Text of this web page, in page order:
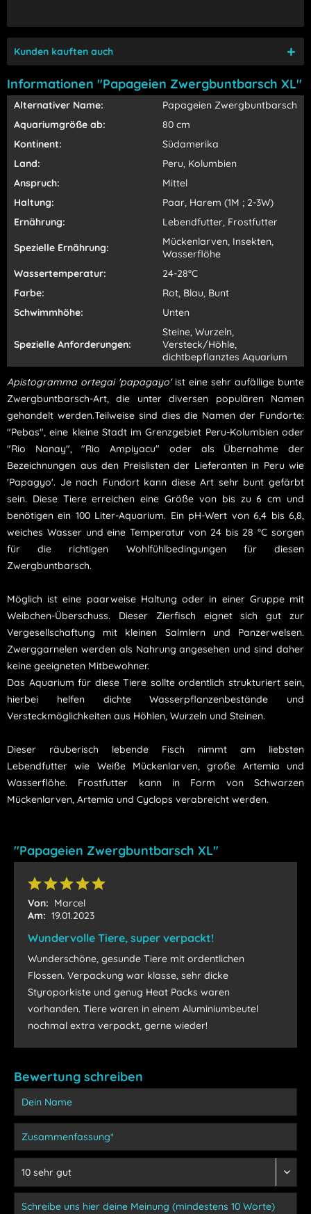
Kunden kauften auch
Informationen "Papageien Zwergbuntbarsch XL"
Alternativer Name:
Papageien Zwergbuntbarsch
Aquariumgröße ab:
80 cm
Kontinent:
Südamerika
Land:
Peru, Kolumbien
Anspruch:
Mittel
Haltung:
Paar, Harem (1M ; 2-3W)
Ernährung:
Lebendfutter, Frostfutter
Spezielle Ernährung:
Mückenlarven, Insekten,
Wasserflöhe
Wassertemperatur:
24-28°C
Farbe:
Rot, Blau, Bunt
Schwimmhöhe:
Unten
Spezielle Anforderungen:
Steine, Wurzeln,
Versteck/Höhle,
dichtbepflanztes Aquarium
Apistogramma ortegai 'papagayo'ist eine sehr aufällige bunte
Zwergbuntbarsch-Art, die unter diversen populären Namen
gehandelt werden.Teilweise sind dies die Namen der Fundorte:
"Pebas", eine kleine Stadt im Grenzgebiet Peru-Kolumbien oder
"Rio Nanay", "Rio Ampiyacu" oder als Übernahme der
Bezeichnungen aus den Preislisten der Lieferanten in Peru wie
'Papagyo'. Je nach Fundort kann diese Art sehr bunt gefärbt
sein. Diese Tiere erreichen eine Größe von bis zu 6 cm und
benötigen ein 100 Liter-Aquarium. Ein pH-Wert von 6,4 bis 6,8,
weiches Wasser und eine Temperatur von 24 bis 28 °C sorgen
für die richtigen Wohlfühlbedingungen für diesen
Zwergbuntbarsch.
Möglich ist eine paarweise Haltung oder in einer Gruppe mit
Weibchen-Überschuss. Dieser Zierfisch eignet sich gut zur
Vergesellschaftung mit kleinen Salmlern und Panzerwelsen.
Zwerggarnelen werden als Nahrung angesehen und sind daher
keine geeigneten Mitbewohner.
Das Aquarium für diese Tiere sollte ordentlich strukturiert sein,
hierbei helfen dichte Wasserpflanzenbestände und
Versteckmöglichkeiten aus Höhlen, Wurzeln und Steinen.
Dieser räuberisch lebende Fisch nimmt am liebsten
Lebendfutter wie Weiße Mückenlarven, große Artemia und
Wasserflöhe. Frostfutter kann in Form von Schwarzen
Mückenlarven, Artemia und Cyclops verabreicht werden.
"Papageien Zwergbuntbarsch XL"
Von: Marcel
Am: 19.01.2023
Wundervolle Tiere, super verpackt!
Wunderschöne, gesunde Tiere mit ordentlichen
Flossen. Verpackung war klasse, sehr dicke
Styroporkiste und genug Heat Packs waren
vorhanden. Tiere waren in einem Aluminiumbeutel
nochmal extra verpackt, gerne wieder!
Bewertung schreiben